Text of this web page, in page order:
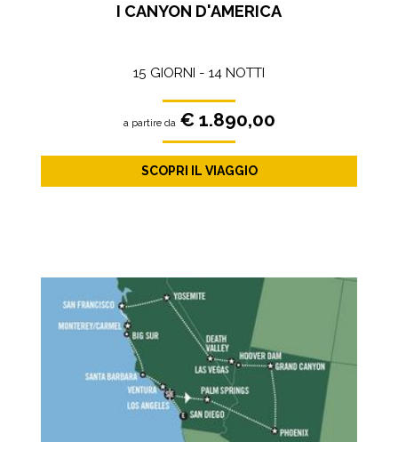
I CANYON D'AMERICA
15 GIORNI - 14 NOTTI
a partire da € 1.890,00
SCOPRI IL VIAGGIO